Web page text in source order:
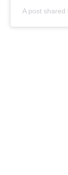
A post shared